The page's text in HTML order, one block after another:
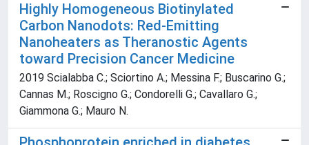
Highly Homogeneous Biotinylated
Carbon Nanodots: Red-Emitting
Nanoheaters as Theranostic Agents
toward Precision Cancer Medicine
2019 Scialabba C.; Sciortino A.; Messina F.; Buscarino G.;
Cannas M.; Roscigno G.; Condorelli G.; Cavallaro G.;
Giammona G.; Mauro N.